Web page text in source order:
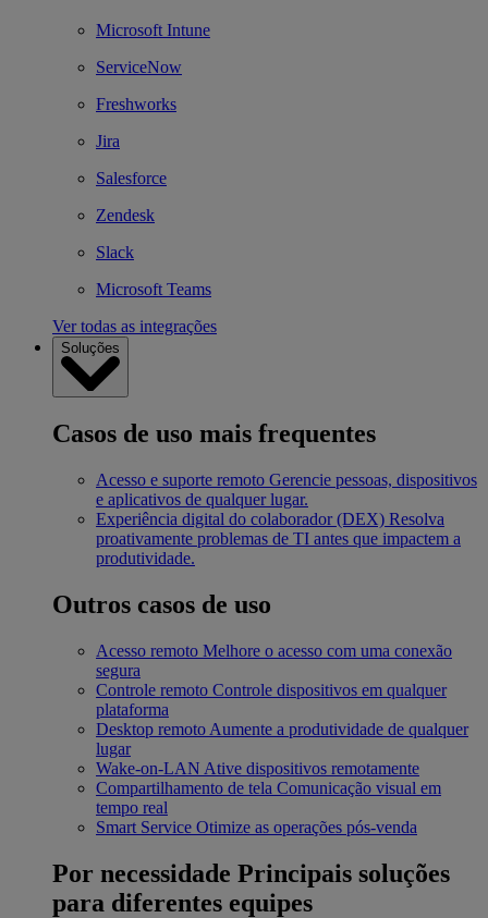
Microsoft Intune
ServiceNow
Freshworks
Jira
Salesforce
Zendesk
Slack
Microsoft Teams
Ver todas as integrações
Soluções
Casos de uso mais frequentes
Acesso e suporte remoto Gerencie pessoas, dispositivos
e aplicativos de qualquer lugar.
Experiência digital do colaborador (DEX) Resolva
proativamente problemas de TI antes que impactem a
produtividade.
Outros casos de uso
Acesso remoto Melhore o acesso com uma conexão
segura
Controle remoto Controle dispositivos em qualquer
plataforma
Desktop remoto Aumente a produtividade de qualquer
lugar
Wake-on-LAN Ative dispositivos remotamente
Compartilhamento de tela Comunicação visual em
tempo real
Smart Service Otimize as operações pós-venda
Por necessidade Principais soluções
para diferentes equipes